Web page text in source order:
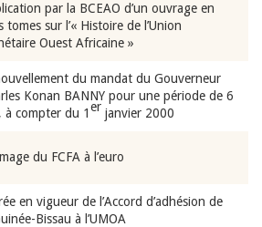
par la BCEAO d’un ouvrage en
tomes sur l’« Histoire de l’Union
Ouest Africaine »
du mandat du Gouverneur
Konan BANNY pour une période de 6
à compter du 1er janvier 2000
du FCFA à l’euro
en vigueur de l’Accord d’adhésion de
Bissau à l’UMOA